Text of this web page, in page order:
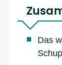
Das